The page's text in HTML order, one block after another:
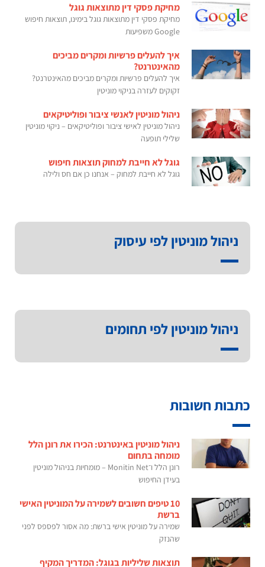
מחיקת פסקי דין מתוצאות גוגל
מחיקת פסקי דין מתוצאות גוגל בימינו, תוצאות חיפוש
Google משפיעות
איך להעלים פרשיות ומקרים מביכים
מהאינטרנט?
איך להעלים פרשיות ומקרים מביכים מהאינטרנט?
זקוקים לעזרה בניקוי מוניטין
ניהול מוניטין לאנשי ציבור ופוליטיקאים
ניהול מוניטין לאישי ציבור ופוליטיקאים – ניקוי מוניטין
שלילי תופעה
גוגל לא חייבת למחוק תוצאות חיפוש
גוגל לא חייבת למחוק – אנחנו כן אם חס ולילה
ניהול מוניטין לפי עיסוק
ניהול מוניטין לפי תחומים
כתבות חשובות
ניהול מוניטין באינטרנט: הכירו את רונן הלל
מומחה בתחום
רונן הלל ו־Monitin Net – מומחיות בניהול מוניטין
בעידן החיפוש
10 טיפים חשובים לשמירה על המוניטין האישי
ברשת
שמירה על מוניטין אישי ברשת: מה אסור לפספס לפני
שהנזק
תוצאות שליליות בגוגל: המדריך המקיף